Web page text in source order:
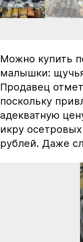
Можно купить
малышки:
Продавец
поскольку
адекватную
икру
рублей. Даже